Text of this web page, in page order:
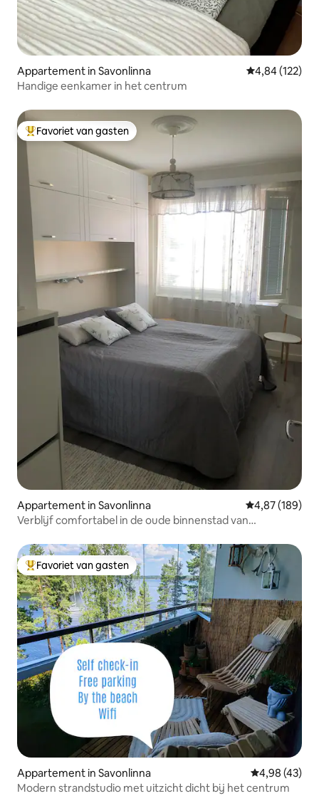
Appartement in Savonlinna Gemiddelde
4,84 (122)
Handige eenkamer in het centrum
Topfavoriet van gasten
Favoriet van gasten
Appartement in Savonlinna Gemiddelde
4,87 (189)
Verblijf comfortabel in de oude binnenstad van
Topfavoriet van gasten
Favoriet van gasten
Appartement in Savonlinna Gemiddelde
4,98 (43)
Modern strandstudio met uitzicht dicht bij het centrum